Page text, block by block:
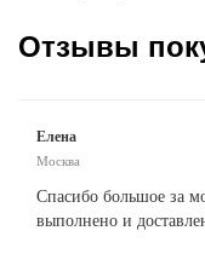
Отзывы
Елена
Москва
Спасибо большое за
выполнено и